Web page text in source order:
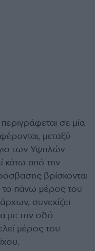
σε μία
μεταξύ
των Υψηλών
κάτω από την
βρίσκονται
το πάνω μέρος του
συνεχίζει
με την οδό
μέρος του